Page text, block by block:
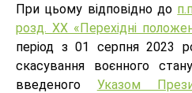
При цьому відповідно до
розд. ХХ «Перехідні
період з 01 серпня 2023
скасування воєнного
введеного Указом